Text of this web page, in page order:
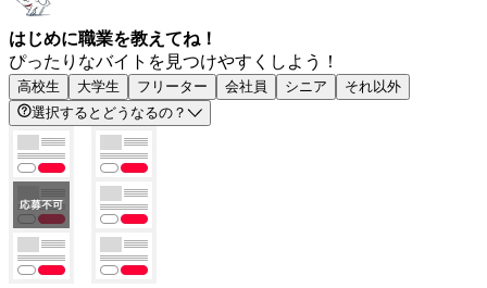
はじめに職業を教えてね！
ぴったりなバイトを見つけやすくしよう！
高校生 大学生 フリーター 会社員 シニア
それ以外
選択するとどうなるの？